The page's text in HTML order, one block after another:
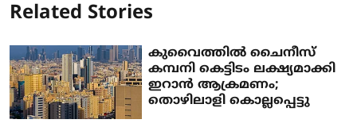
Related Stories
കുവൈത്തില്‍ ചൈനീസ്
കമ്പനി കെട്ടിടം ലക്ഷ്യമാക്കി
ഇറാന്‍ ആക്രമണം;
തൊഴിലാളി കൊല്ലപ്പെട്ടു